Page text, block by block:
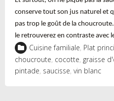
conserve tout son jus naturel et
pas trop le goût de la choucroute.
le retrouverez en contraste avec
Cuisine familiale, Plat
choucroute, cocotte, graisse
pintade, saucisse, vin blanc